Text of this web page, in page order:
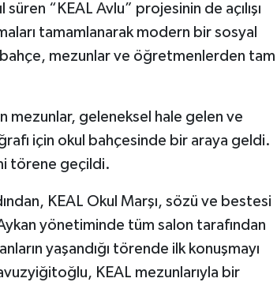
süren “KEAL Avlu” projesinin de açılışı
tamamlanarak modern bir sosyal
mezunlar ve öğretmenlerden tam
geleneksel hale gelen ve
için okul bahçesinde bir araya geldi.
törene geçildi.
KEAL Okul Marşı, sözü ve bestesi
yönetiminde tüm salon tarafından
yaşandığı törende ilk konuşmayı
KEAL mezunlarıyla bir